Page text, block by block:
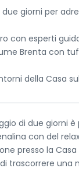
giorni per
con esperti
Brenta con
della Casa
di due giorni
con del
presso la
trascorrere